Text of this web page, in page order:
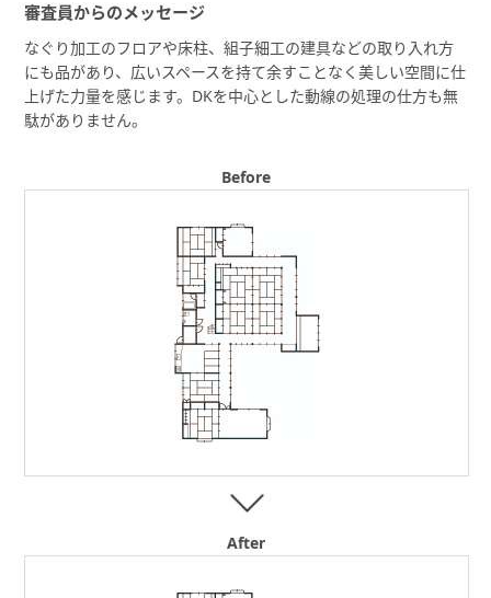
審査員からのメッセージ
なぐり加工のフロアや床柱、組子細工の建具などの取り入れ方
にも品があり、広いスペースを持て余すことなく美しい空間に仕
上げた力量を感じます。DKを中心とした動線の処理の仕方も無
駄がありません。
Before
After